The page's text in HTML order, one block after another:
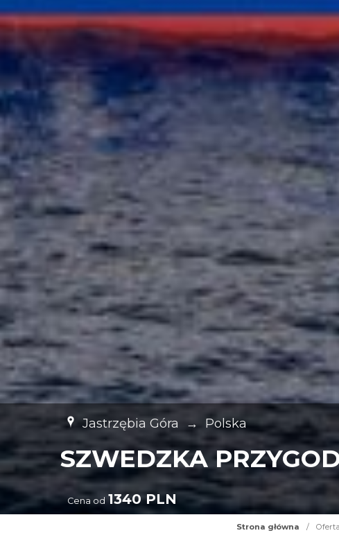
Jastrzębia Góra → Polska
SZWEDZKA
Cena od 1340 PLN
Strona główna / Oferta